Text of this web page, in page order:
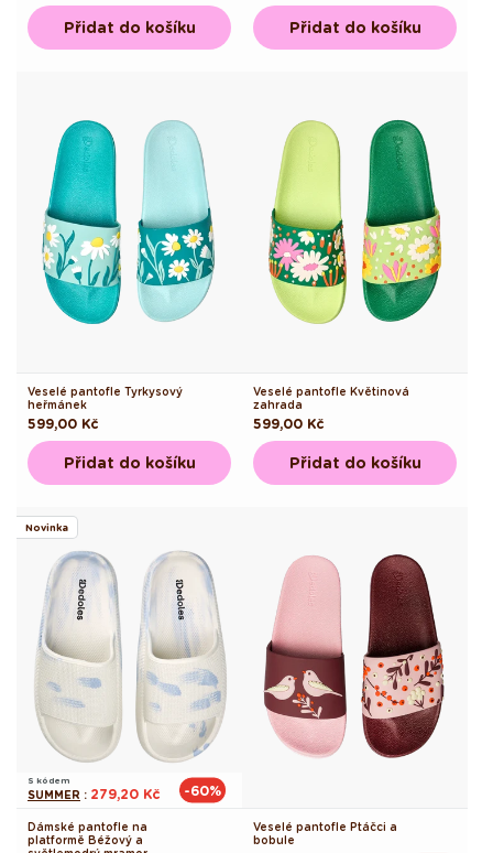
Přidat do košíku Přidat do košíku
Veselé pantofle Tyrkysový
heřmánek
Běžná
cena
599,00 Kč
Přidat do košíku
Veselé pantofle Květinová
zahrada
Běžná
cena
599,00 Kč
Přidat do košíku
Novinka
S kódem
SUMMER : 279,20 Kč -60%
Dámské pantofle na
platformě Béžový a
Veselé pantofle Ptáčci a
bobule